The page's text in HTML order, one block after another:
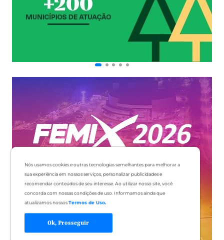
Nós usamos cookies e outras tecnologias semelhantes para melhorar a
sua experiência em nossos serviços, personalizar publicidades e
recomendar conteúdos de seu interesse. Ao utilizar nosso site, você
concorda com nossas condições de uso. Informamos ainda que
atualizamos nossosTermos de Uso.
Ok, Prosseguir